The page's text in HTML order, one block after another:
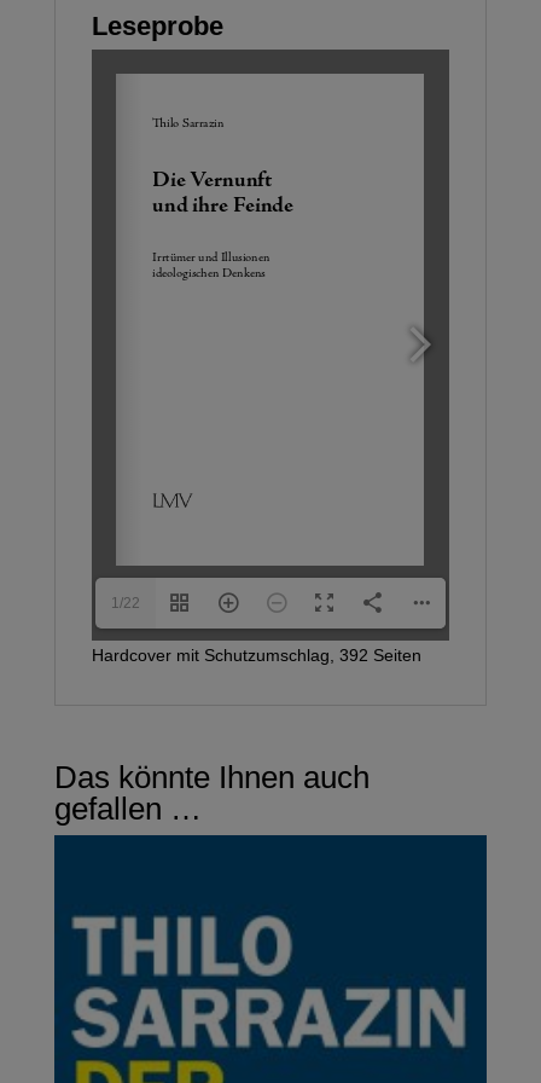
Leseprobe
1/22
Hardcover mit Schutzumschlag, 392 Seiten
Das könnte Ihnen auch
gefallen …